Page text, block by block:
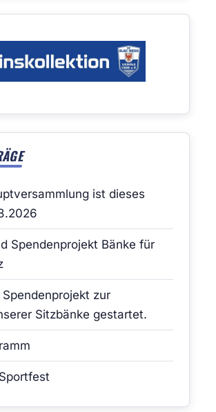
ist dieses
Spendenprojekt Bänke für
zur
Sitzbänke gestartet.